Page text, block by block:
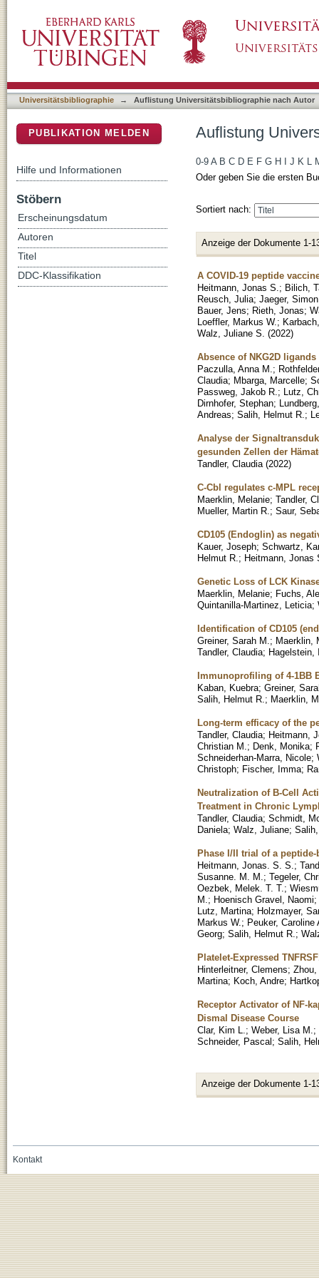
Universitätsbibliographie → Auflistung Universitätsbibliographie nach Autor
Auflistung
0-9 A B C D E F G H J K L
Oder geben Sie die ersten
Sortiert nach:
Anzeige der Dokumente 1-
A COVID-19 peptide
Heitmann, Jonas S. ; Bilich,
Reusch, Julia; Jaeger, Simon
Bauer, Jens; Rieth, Jonas;
Loeffler, Markus W. ;
Walz, Juliane S. (2022)
Absence of NKG2D
Paczulla, Anna M. ;
Claudia; Mbarga, Marcelle;
Passweg, Jakob R. ; Lutz,
Dirnhofer, Stephan;
Andreas; Salih, Helmut R. ;
Analyse der
gesunden Zellen der
Tandler, Claudia (2022)
C-Cbl regulates c-MPL
Maerklin, Melanie; Tandler,
Mueller, Martin R. ; Saur,
CD105 (Endoglin) as
Kauer, Joseph; Schwartz,
Helmut R. ; Heitmann, Jonas
Genetic Loss of LCK
Maerklin, Melanie; Fuchs,
Quintanilla-Martinez, Leticia;
Identification of CD105
Greiner, Sarah M. ; Maerklin,
Tandler, Claudia; Hagelstein,
Immunoprofiling of 4-1BB
Kaban, Kuebra; Greiner,
Salih, Helmut R. ; Maerklin,
Long-term efficacy of the
Tandler, Claudia; Heitmann,
Christian M. ; Denk, Monika;
Schneiderhan-Marra, Nicole;
Christoph; Fischer, Imma;
Neutralization of B-Cell
Treatment in Chronic
Tandler, Claudia; Schmidt,
Daniela; Walz, Juliane;
Phase I/II trial of a
Heitmann, Jonas. S. S. ;
Susanne. M. M. ; Tegeler,
Oezbek, Melek. T. T. ;
M. ; Hoenisch Gravel, Naomi;
Lutz, Martina; Holzmayer,
Markus W. ; Peuker, Caroline
Georg; Salih, Helmut R. ;
Platelet-Expressed
Hinterleitner, Clemens; Zhou,
Martina; Koch, Andre;
Receptor Activator of NF-
Dismal Disease Course
Clar, Kim L. ; Weber, Lisa M. ;
Schneider, Pascal; Salih,
Anzeige der Dokumente 1-
PUBLIKATION MELDEN
Hilfe und Informationen
Stöbern
Erscheinungsdatum
Autoren
Titel
DDC-Klassifikation
Kontakt